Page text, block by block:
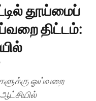
தூய்மைப்
திட்டம்:
ஓய்வறை